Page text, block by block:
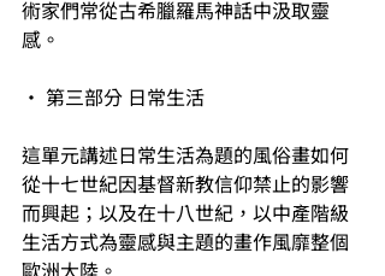
術家們常從古希臘羅馬神話中汲取靈
感。
• 第三部分 日常生活
這單元講述日常生活為題的風俗畫如何
從十七世紀因基督新教信仰禁止的影響
而興起；以及在十八世紀，以中產階級
生活方式為靈感與主題的畫作風靡整個
歐洲大陸。